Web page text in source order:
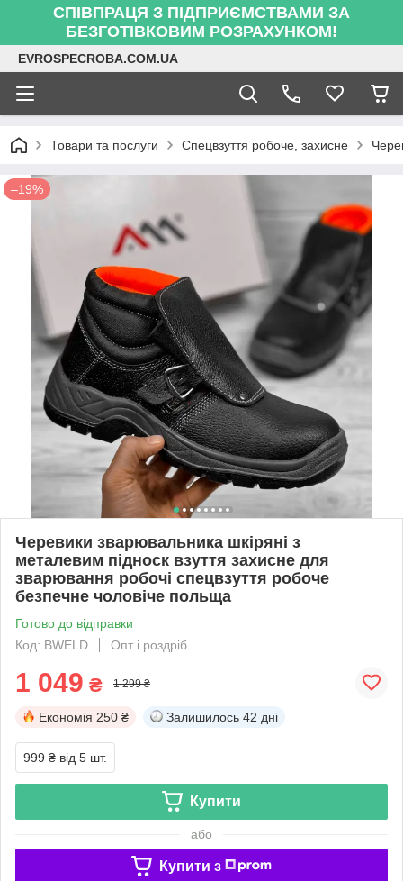
СПІВПРАЦЯ З ПІДПРИЄМСТВАМИ ЗА
БЕЗГОТІВКОВИМ РОЗРАХУНКОМ!
EVROSPECROBA.COM.UA
Товари та послуги Спецвзуття робоче, захисне
–19%
Черевики зварювальника шкіряні з
металевим підноск взуття захисне для
зварювання робочі спецвзуття робоче
безпечне чоловіче польща
Готово до відправки
Код: BWELD
Опт і роздріб
1 049 ₴ 1 299 ₴
Економія 250 ₴ Залишилось 42 дні
999 ₴ від 5 шт.
Купити
або
Купити з